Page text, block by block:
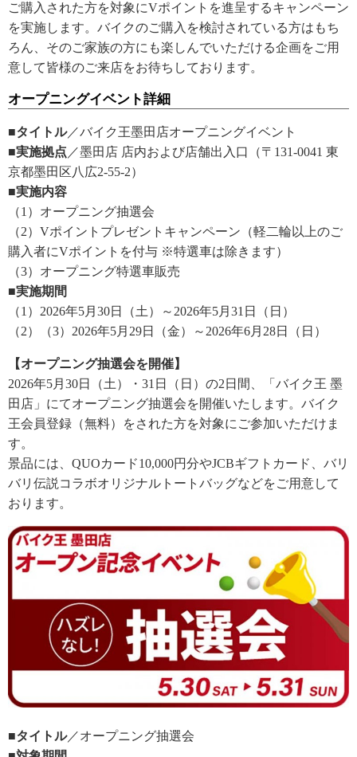
ご購入された方を対象にVポイントを進呈するキャンペーン
を実施します。バイクのご購入を検討されている方はもち
ろん、そのご家族の方にも楽しんでいただける企画をご用
意して皆様のご来店をお待ちしております。
オープニングイベント詳細
■タイトル／バイク王墨田店オープニングイベント
■実施拠点 ／墨田店 店内および店舗出入口（〒131-0041 東
京都墨田区八広2-55-2）
■実施内容
（1）オープニング抽選会
（2）Vポイントプレゼントキャンペーン（軽二輪以上のご
購入者にVポイントを付与 ※特選車は除きます）
（3）オープニング特選車販売
■実施期間
（1）2026年5月30日（土）～2026年5月31日（日）
（2）（3）2026年5月29日（金）～2026年6月28日（日）
【オープニング抽選会を開催】
2026年5月30日（土）・31日（日）の2日間、「バイク王 墨
田店」にてオープニング抽選会を開催いたします。バイク
王会員登録（無料）をされた方を対象にご参加いただけま
す。
景品には、QUOカード10,000円分やJCBギフトカード、バリ
バリ伝説コラボオリジナルトートバッグなどをご用意して
おります。
■タイトル／オープニング抽選会